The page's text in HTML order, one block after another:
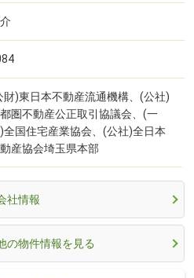
財)東日本不動産流通機構、(公社)
圏不動産公正取引協議会、(一
全国住宅産業協会、(公社)全日本
産協会埼玉県本部
社情報
の物件情報を見る